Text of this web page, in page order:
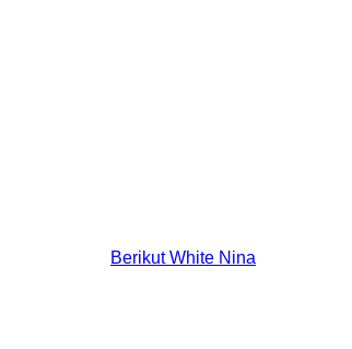
Berikut White Nina